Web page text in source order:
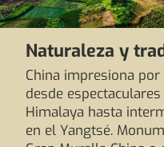
Naturaleza y
China impresiona
desde
Himalaya hasta
en el Yangtsé.